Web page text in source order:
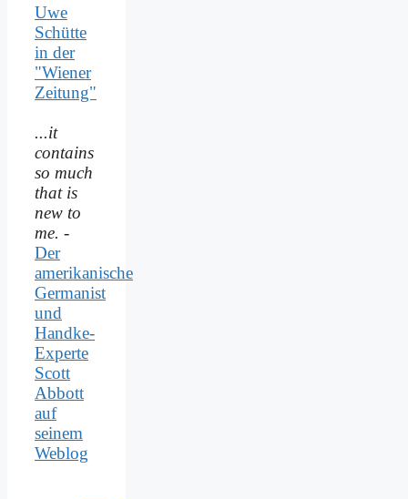
Uwe
Schütte
in der
"Wiener
Zeitung"
...it
contains
so much
that is
new to
me. -
Der
amerikanische
Germanist
und
Handke-
Experte
Scott
Abbott
auf
seinem
Weblog